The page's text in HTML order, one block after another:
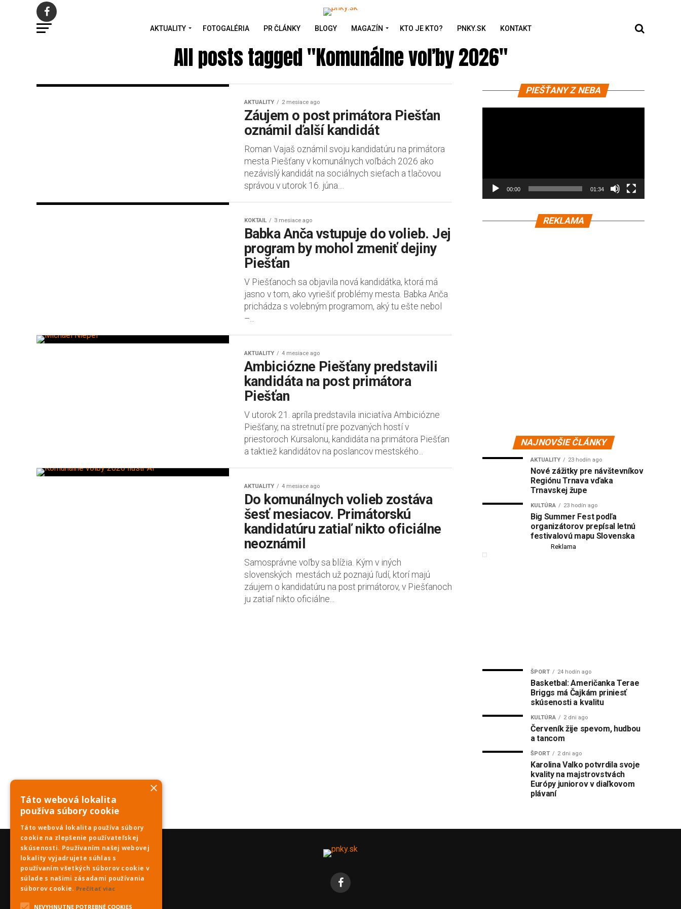
AKTUALITY FOTOGALÉRIA PR ČLÁNKY BLOGY MAGAZÍN KTO JE KTO? PNKY.SK KONTAKT
All posts tagged "Komunálne voľby 2026"
AKTUALITY 2 mesiace ago
Záujem o post primátora Piešťan
oznámil ďalší kandidát
Roman Vajaš oznámil svoju kandidatúru na primátora
mesta Piešťany v komunálnych voľbách 2026 ako
nezávislý kandidát na sociálnych sieťach a tlačovou
správou v utorok 16. júna....
KOKTAIL 3 mesiace ago
Babka Anča vstupuje do volieb. Jej
program by mohol zmeniť dejiny
Piešťan
V Piešťanoch sa objavila nová kandidátka, ktorá má
jasno v tom, ako vyriešiť problémy mesta. Babka Anča
prichádza s volebným programom, aký tu ešte nebol
–...
AKTUALITY 4 mesiace ago
Ambiciózne Piešťany predstavili
kandidáta na post primátora
Piešťan
V utorok 21. apríla predstavila iniciatíva Ambiciózne
Piešťany, na stretnutí pre pozvaných hostí v
priestoroch Kursalonu, kandidáta na primátora Piešťan
a taktiež kandidátov na poslancov mestského...
AKTUALITY 4 mesiace ago
Do komunálnych volieb zostáva
šesť mesiacov. Primátorskú
kandidatúru zatiaľ nikto oficiálne
neoznámil
Samosprávne voľby sa blížia. Kým v iných
slovenských mestách už poznajú ľudí, ktorí majú
záujem o kandidatúru na post primátorov, v Piešťanoch
ju zatiaľ nikto oficiálne...
PIEŠŤANY Z NEBA
prehrávač
00:00 01:34
REKLAMA
NAJNOVŠIE ČLÁNKY
AKTUALITY 23 hodín ago
Nové zážitky pre návštevníkov
Regiónu Trnava vďaka
Trnavskej župe
KULTÚRA 23 hodín ago
Big Summer Fest podľa
organizátorov prepísal letnú
festivalovú mapu Slovenska
Reklama
ŠPORT 24 hodín ago
Basketbal: Američanka Terae
Briggs má Čajkám priniesť
skúsenosti a kvalitu
KULTÚRA 2 dni ago
Červeník žije spevom, hudbou
a tancom
ŠPORT 2 dni ago
Karolina Valko potvrdila svoje
kvality na majstrovstvách
Európy juniorov v diaľkovom
plávaní
×
Táto webová lokalita
používa súbory cookie
Táto webová lokalita používa súbory
cookie na zlepšenie používateľskej
skúsenosti. Používaním našej webovej
lokality vyjadrujete súhlas s
používaním všetkých súborov cookie v
súlade s našimi zásadami používania
súborov cookie. Prečítať viac
NEVYHNUTNE POTREBNÉ COOKIES